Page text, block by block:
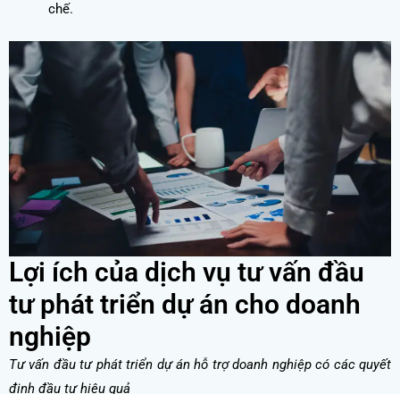
chế.
Lợi ích của dịch vụ tư vấn đầu
tư phát triển dự án cho doanh
nghiệp
Tư vấn đầu tư phát triển dự án hỗ trợ doanh nghiệp có các quyết
định đầu tư hiệu quả